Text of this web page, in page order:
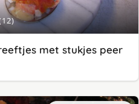
met stukjes peer